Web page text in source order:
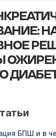
БПШ и в